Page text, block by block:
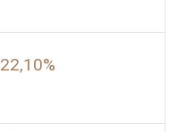
22,10%